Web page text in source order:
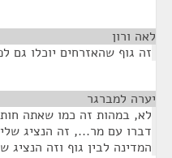
לאה ורון
זה גוף שהאזרחים יוכלו גם
יערה למברגר
לא, במהות זה כמו שאתה
דברו עם מר..., זה הנציג שלי
המדינה לבין גוף וזה הנציג